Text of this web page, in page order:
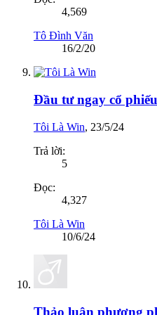
4,569
Tô Đình Văn
16/2/20
Đầu tư ngay cổ
Tôi Là Win, 23/5/24
Trả lời:
5
Đọc:
4,327
Tôi Là Win
10/6/24
Thảo luận phương